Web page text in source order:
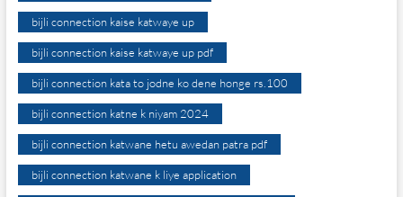
bijli connection kaise katwaye up
bijli connection kaise katwaye up pdf
bijli connection kata to jodne ko dene honge rs.100
bijli connection katne k niyam 2024
bijli connection katwane hetu awedan patra pdf
bijli connection katwane k liye application